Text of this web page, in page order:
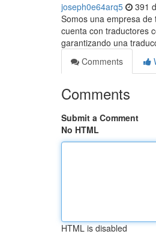
joseph0e64arq5 391
Somos una empresa
cuenta con traductores
garantizando una
Comments
Comments
Submit a Comment
No HTML
HTML is disabled